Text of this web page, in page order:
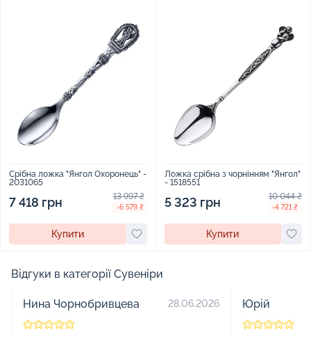
Срібна ложка "Янгол Охоронець" -
2031065
7 418 грн 13 997 ₴
-6 579 ₴
Купити
Ложка срібна з чорнінням "Янгол"
- 1518551
5 323 грн 10 044 ₴
-4 721 ₴
Купити
Відгуки в категорії Сувеніри
Нина Чорнобривцева 28.06.2026 Юрій